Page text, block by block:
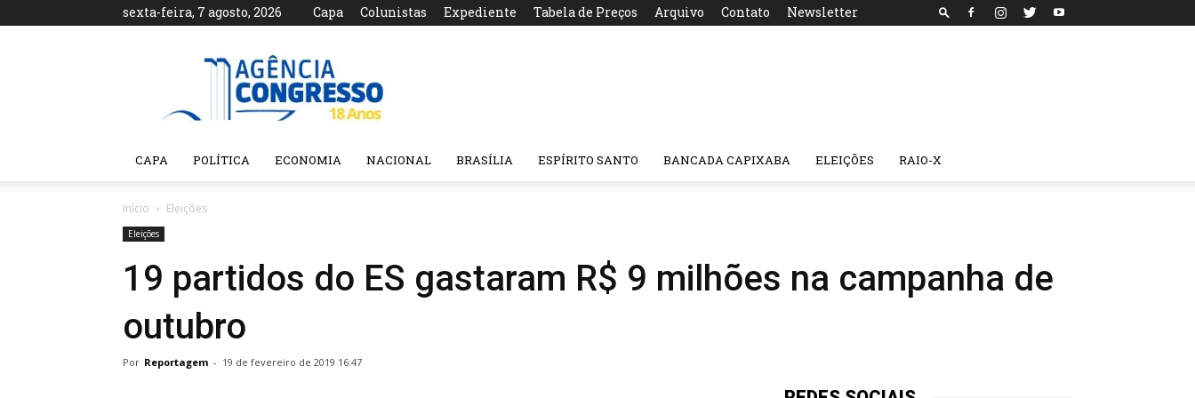
sexta-feira, 7 agosto, 2026 Capa Colunistas Expediente Tabela de Preços Arquivo Contato Newsletter
Agência
CAPA POLÍTICA ECONOMIA NACIONAL BRASÍLIA ESPÍRITO SANTO BANCADA CAPIXABA ELEIÇÕES RAIO-X
Início Eleições
Eleições
19 partidos do ES gastaram R$ 9 milhões na campanha de
outubro
Por Reportagem - 19 de fevereiro de 2019 16:47